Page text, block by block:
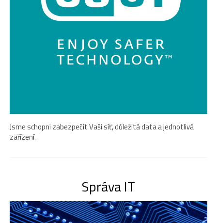
Jsme schopni zabezpečit Vaši síť, důležitá data a jednotlivá
zařízení.
Správa IT